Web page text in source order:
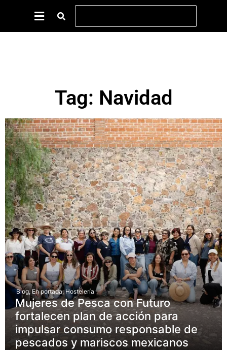
Tag: Navidad
Blog, En portada, Hostelería
Mujeres de Pesca con Futuro
fortalecen plan de acción para
impulsar consumo responsable de
pescados y mariscos mexicanos